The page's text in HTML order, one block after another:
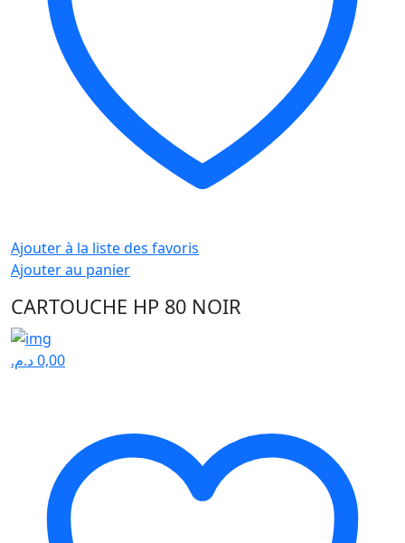
Ajouter à la liste des favoris
Ajouter au panier
CARTOUCHE HP 80 NOIR
0,00د.م.